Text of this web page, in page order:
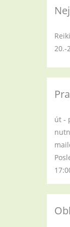
20.-
út -